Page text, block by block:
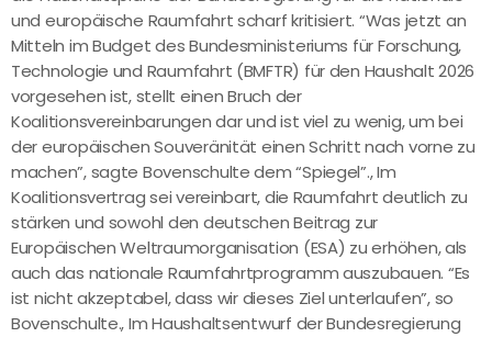
und europäische Raumfahrt scharf kritisiert. “Was jetzt an
Mitteln im Budget des Bundesministeriums für Forschung,
Technologie und Raumfahrt (BMFTR) für den Haushalt 2026
vorgesehen ist, stellt einen Bruch der
Koalitionsvereinbarungen dar und ist viel zu wenig, um bei
der europäischen Souveränität einen Schritt nach vorne zu
machen”, sagte Bovenschulte dem “Spiegel”., Im
Koalitionsvertrag sei vereinbart, die Raumfahrt deutlich zu
stärken und sowohl den deutschen Beitrag zur
Europäischen Weltraumorganisation (ESA) zu erhöhen, als
auch das nationale Raumfahrtprogramm auszubauen. “Es
ist nicht akzeptabel, dass wir dieses Ziel unterlaufen”, so
Bovenschulte., Im Haushaltsentwurf der Bundesregierung